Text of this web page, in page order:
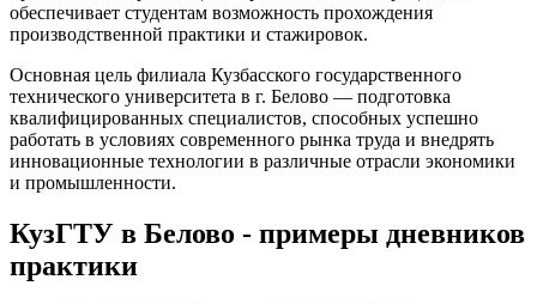
обеспечивает студентам возможность прохождения
производственной практики и стажировок.
Основная цель филиала Кузбасского государственного
технического университета в г. Белово — подготовка
квалифицированных специалистов, способных успешно
работать в условиях современного рынка труда и внедрять
инновационные технологии в различные отрасли экономики
и промышленности.
КузГТУ в Белово - примеры дневников
практики